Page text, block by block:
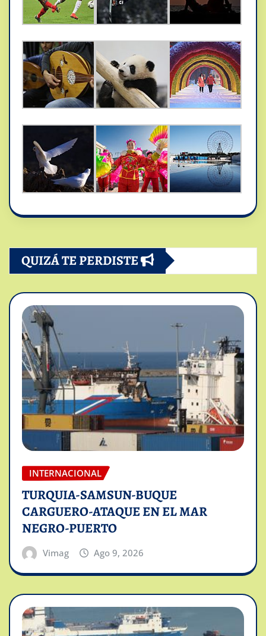
QUIZÁ TE PERDISTE
INTERNACIONAL
TURQUIA-SAMSUN-BUQUE
CARGUERO-ATAQUE EN EL MAR
NEGRO-PUERTO
Vimag Ago 9, 2026